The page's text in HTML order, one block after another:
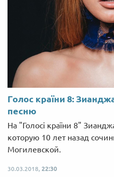
Голос країни 8:
песню
На "Голосі країни 8"
которую 10 лет назад
Могилевской.
30.03.2018, 22:30